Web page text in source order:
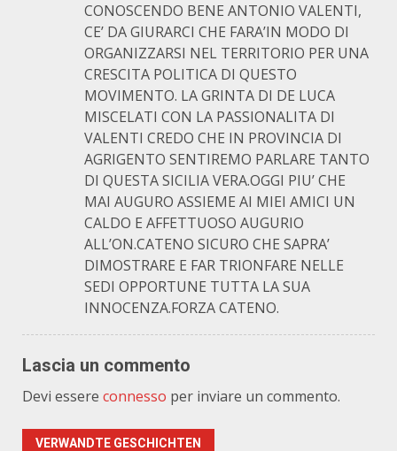
CONOSCENDO BENE ANTONIO VALENTI,
CE’ DA GIURARCI CHE FARA’IN MODO DI
ORGANIZZARSI NEL TERRITORIO PER UNA
CRESCITA POLITICA DI QUESTO
MOVIMENTO. LA GRINTA DI DE LUCA
MISCELATI CON LA PASSIONALITA DI
VALENTI CREDO CHE IN PROVINCIA DI
AGRIGENTO SENTIREMO PARLARE TANTO
DI QUESTA SICILIA VERA.OGGI PIU’ CHE
MAI AUGURO ASSIEME AI MIEI AMICI UN
CALDO E AFFETTUOSO AUGURIO
ALL’ON.CATENO SICURO CHE SAPRA’
DIMOSTRARE E FAR TRIONFARE NELLE
SEDI OPPORTUNE TUTTA LA SUA
INNOCENZA.FORZA CATENO.
Lascia un commento
Devi essere connesso per inviare un commento.
VERWANDTE GESCHICHTEN